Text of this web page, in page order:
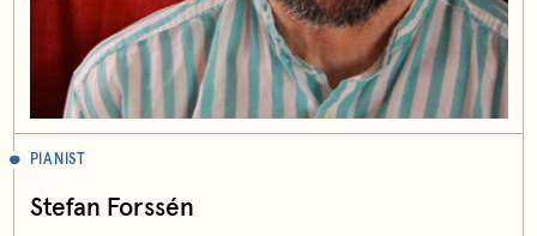
PIANIST
Stefan Forssén